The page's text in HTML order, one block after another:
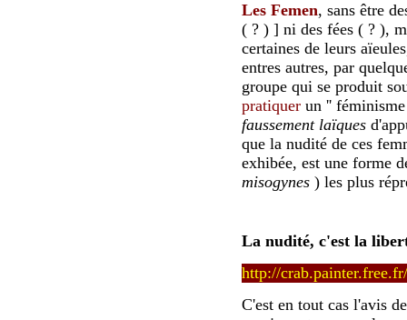
Les Femen, sans être
( ? ) ] ni des fées ( ? ),
certaines de leurs
entres autres, par
groupe qui se produit
pratiquer un ''
faussement laïques
que la nudité de ces
exhibée, est une forme
misogynes ) les plus
La nudité, c'est la
http://
C'est en tout cas l'avis